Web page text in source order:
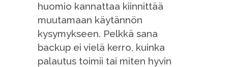
huomio kannattaa kiinnittää
muutamaan käytännön
kysymykseen. Pelkkä sana
backup ei vielä kerro, kuinka
palautus toimii tai miten hyvin